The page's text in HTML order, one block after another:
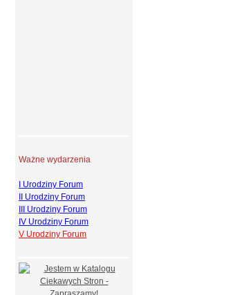
Ważne wydarzenia
I Urodziny Forum
II Urodziny Forum
III Urodziny Forum
IV Urodziny Forum
V Urodziny Forum